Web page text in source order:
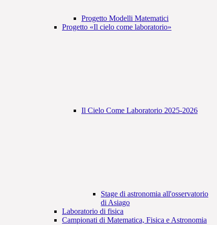
Progetto Modelli Matematici
Progetto «Il cielo come laboratorio»
Il Cielo Come Laboratorio 2025-2026
Stage di astronomia all'osservatorio
di Asiago
Laboratorio di fisica
Campionati di Matematica, Fisica e Astronomia